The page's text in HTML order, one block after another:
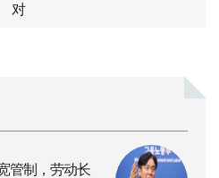
对
管制，劳动长